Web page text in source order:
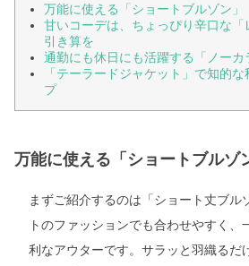
万能に使える「ショートブルゾン」
甘いコーデは、ちょっぴり辛口な
引き算を
通勤にも休日にも活躍する「ノーカ
「テーラードジャケット」で知的
プ
万能に使える「ショートブルゾ
まずご紹介するのは「ショート丈ブル
トのファッションでも合わせやすく、
利なアウターです。サラッと羽織るだ